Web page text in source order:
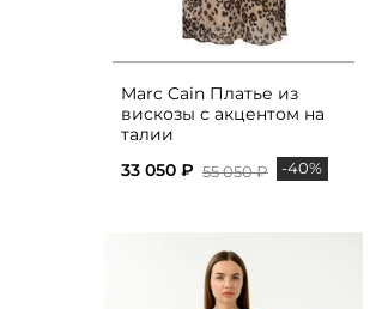
Marc Cain Платье из
вискозы с акцентом на
талии
33 050 ₽ 55 050 ₽ -40%